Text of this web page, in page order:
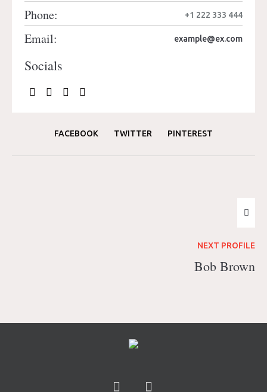
Phone: +1 222 333 444
Email: example@ex.com
Socials
FACEBOOK TWITTER PINTEREST
NEXT PROFILE
Bob Brown